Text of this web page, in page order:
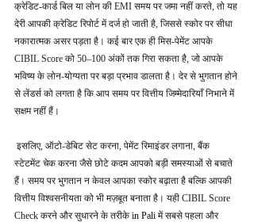
क्रेडिट-कार्ड बिल या लोन की EMI समय पर जमा नहीं करते, तो यह
देरी आपकी क्रेडिट रिपोर्ट में दर्ज हो जाती है, जिससे स्कोर पर सीधा
नकारात्मक असर पड़ता है। कई बार एक ही मिस-पेमेंट आपके
CIBIL Score को 50–100 अंकों तक गिरा सकता है, जो आपके
भविष्य के लोन-योग्यता पर बड़ा प्रभाव डालता है। देर से भुगतान होने
से लेंडर्स को लगता है कि आप समय पर वित्तीय जिम्मेदारियाँ निभाने में
सक्षम नहीं हैं।
इसलिए, ऑटो-डेबिट सेट करना, पेमेंट रिमाइंडर लगाना, बैंक
स्टेटमेंट चेक करना जैसे छोटे कदम आपको बड़ी समस्याओं से बचाते
हैं। समय पर भुगतान न केवल आपका स्कोर बढ़ाता है बल्कि आपकी
वित्तीय विश्वसनीयता को भी मज़बूत बनाता है। यही CIBIL Score
Check करने और सुधारने के तरीके in Pali में सबसे पहला और